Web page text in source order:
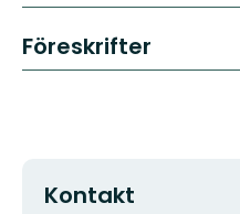
Föreskrifter
Kontakt